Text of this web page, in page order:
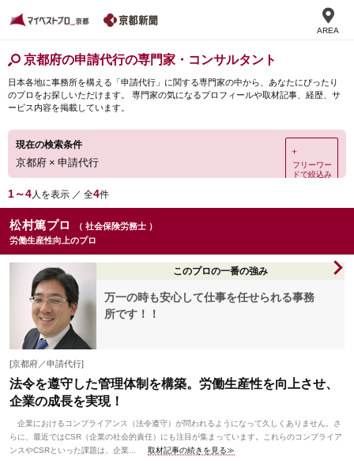
AREA
京都府の申請代行の専門家・コンサルタント
日本各地に事務所を構える「申請代行」に関する専門家の中から、あなたにぴったり
のプロをお探しいただけます。 専門家の気になるプロフィールや取材記事、経歴、サ
ービス内容を掲載しています。
現在の検索条件
京都府 × 申請代行
＋
フリーワー
ドで絞込み
1～4人を表示 ／ 全4件
松村篤プロ
（ 社会保険労務士 ）
労働生産性向上のプロ
このプロの一番の強み
万一の時も安心して仕事を任せられる事務
所です！！
[京都府／申請代行]
法令を遵守した管理体制を構築。労働生産性を向上させ、
企業の成長を実現！
企業におけるコンプライアンス（法令遵守）が問われるようになって久しくありません。さ
らに、最近ではCSR（企業の社会的責任）にも注目が集まっています。これらのコンプライア
ンスやCSRといった課題は、企業...
取材記事の続きを見る≫